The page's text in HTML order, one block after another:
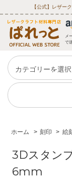
【公式】レザー
メ
で
ホーム > 刻印 > 絵
3Dスタン
6mm